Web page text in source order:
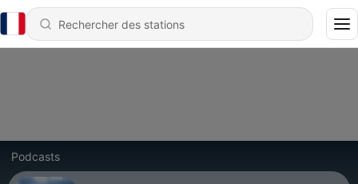
Podcasts